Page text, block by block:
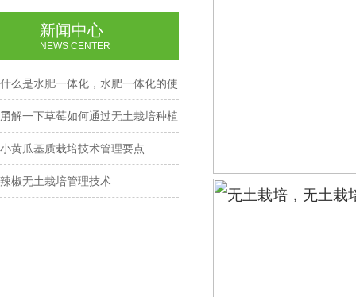
新闻中心
NEWS CENTER
什么是水肥一体化，水肥一体化的使
用
了解一下草莓如何通过无土栽培种植
小黄瓜基质栽培技术管理要点
辣椒无土栽培管理技术